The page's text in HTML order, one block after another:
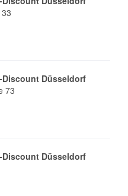
Discount Düsseldorf
73
Discount Düsseldorf